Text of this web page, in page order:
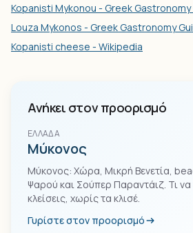
Kopanisti Mykonou - Greek Gastronomy
Louza Mykonos - Greek Gastronomy
Kopanisti cheese - Wikipedia
Ανήκει στον προορισμό
ΕΛΛΆΔΑ
Μύκονος
Μύκονος: Χώρα, Μικρή Βενετία,
Ψαρού και Σούπερ Παραντάιζ. Τι να
κλείσεις, χωρίς τα κλισέ.
Γυρίστε στον προορισμό